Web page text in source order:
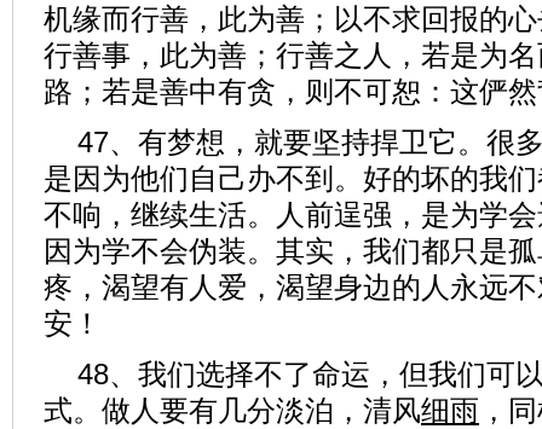
机缘而行善，此为善；以不求回报的
行善事，此为善；行善之人，若是为
路；若是善中有贪，则不可恕：这俨然
47、有梦想，就要坚持捍卫它。很
是因为他们自己办不到。好的坏的我
不响，继续生活。人前逞强，是为学
因为学不会伪装。其实，我们都只是
疼，渴望有人爱，渴望身边的人永远
安！
48、我们选择不了命运，但我们可
式。做人要有几分淡泊，清风细雨 ，